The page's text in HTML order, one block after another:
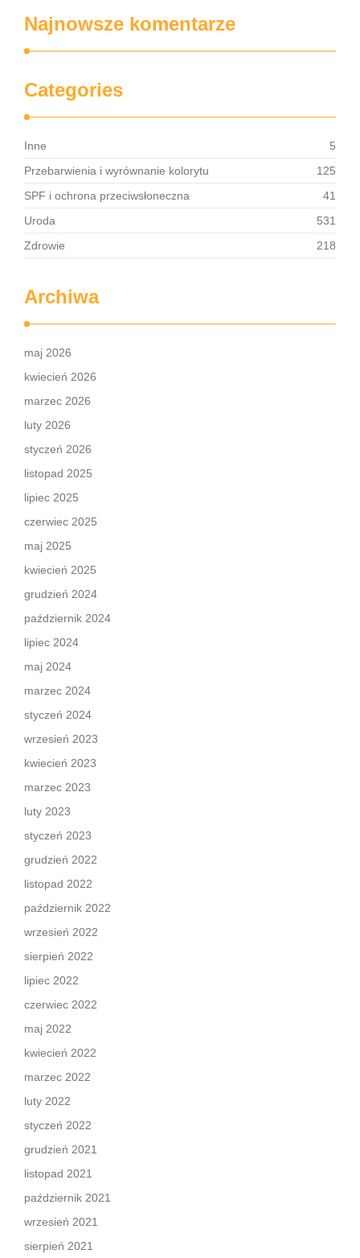
Najnowsze komentarze
Categories
Inne
5
Przebarwienia i wyrównanie kolorytu
125
SPF i ochrona przeciwsłoneczna
41
Uroda
531
Zdrowie
218
Archiwa
maj 2026
kwiecień 2026
marzec 2026
luty 2026
styczeń 2026
listopad 2025
lipiec 2025
czerwiec 2025
maj 2025
kwiecień 2025
grudzień 2024
październik 2024
lipiec 2024
maj 2024
marzec 2024
styczeń 2024
wrzesień 2023
kwiecień 2023
marzec 2023
luty 2023
styczeń 2023
grudzień 2022
listopad 2022
październik 2022
wrzesień 2022
sierpień 2022
lipiec 2022
czerwiec 2022
maj 2022
kwiecień 2022
marzec 2022
luty 2022
styczeń 2022
grudzień 2021
listopad 2021
październik 2021
wrzesień 2021
sierpień 2021